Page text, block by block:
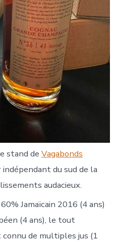
stand de Vagabonds
du sud de la
audacieux.
Jamaïcain 2016 (4 ans)
(4 ans), le tout
de multiples jus (1